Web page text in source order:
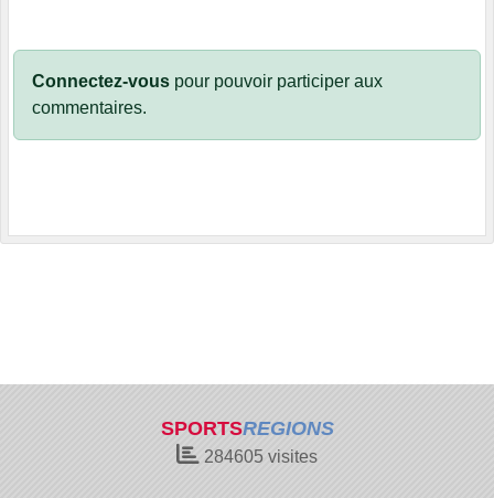
Connectez-vous pour pouvoir participer aux
commentaires.
SPORTSREGIONS
284605 visites